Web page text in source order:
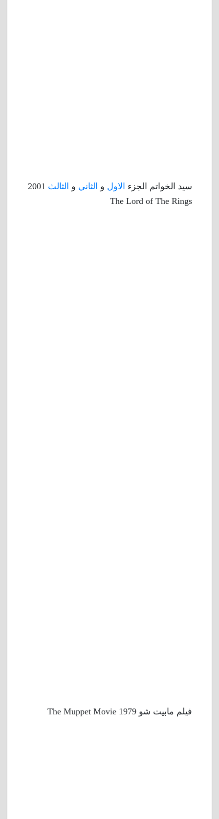
سيد الخواتم الجزء الاول و الثاني و الثالث 2001
The Lord of The Rings
فيلم مابيت شو 1979 The Muppet Movie